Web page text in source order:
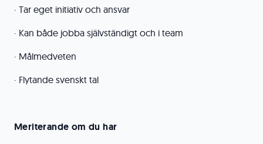
· Tar eget initiativ och ansvar
· Kan både jobba självständigt och i team
· Målmedveten
· Flytande svenskt tal
Meriterande om du har